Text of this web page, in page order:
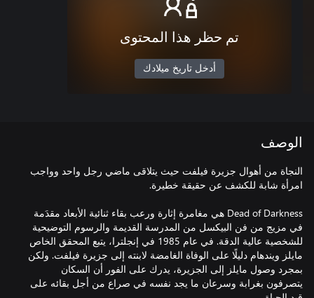
تم حظر هذا المحتوى
أدخل تاريخ ميلادك
الوصف
النجاة من أهوال جزيرة فيلفت حيث يتلاقى ماضي رجل واحد وواجب
Dead of Darkness هي مغامرة إثارة ورعب بقاء ثنائية الأبعاد مقدَمة
في مزيج من فن البيكسل من المدرسة القديمة والرسوم التوضيحية
للشخصية عالية الدقة. في عام 1985 في إنجلترا، يتبع المحقق الخاص
مايلز ويندهام دليلًا على الوفاة الغامضة لابنته إلى جزيرة فيلفت. ولكن
بمجرد وصول مايلز إلى الجزيرة، يدرك على الفور أن السكان
يتصرفون بغرابة وسرعان ما يجد نفسه في صراع من أجل بقائه على